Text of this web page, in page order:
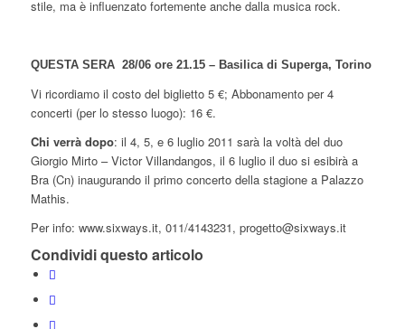
stile, ma è influenzato fortemente anche dalla musica rock.
QUESTA SERA 28/06 ore 21.15 – Basilica di Superga, Torino
Vi ricordiamo il costo del biglietto 5 €; Abbonamento per 4
concerti (per lo stesso luogo): 16 €.
Chi verrà dopo: il 4, 5, e 6 luglio 2011 sarà la voltà del duo
Giorgio Mirto – Victor Villandangos, il 6 luglio il duo si esibirà a
Bra (Cn) inaugurando il primo concerto della stagione a Palazzo
Mathis.
Per info: www.sixways.it, 011/4143231, progetto@sixways.it
Condividi questo articolo